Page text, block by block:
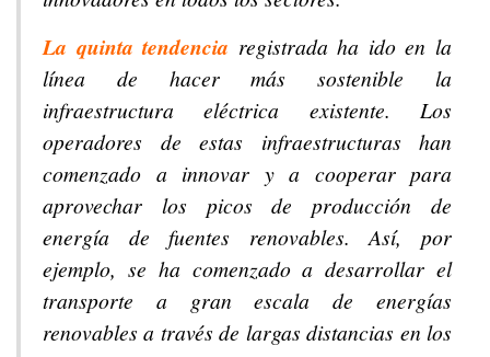
La quinta tendencia registrada ha ido en la
línea de hacer más sostenible la
infraestructura eléctrica existente. Los
operadores de estas infraestructuras han
comenzado a innovar y a cooperar para
aprovechar los picos de producción de
energía de fuentes renovables. Así, por
ejemplo, se ha comenzado a desarrollar el
transporte a gran escala de energías
renovables a través de largas distancias en los